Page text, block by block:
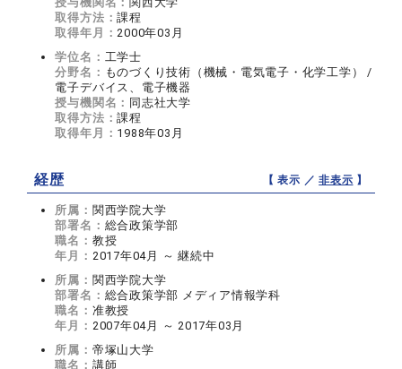
取得方法：課程
取得年月：2000年03月
学位名： 工学士
分野名： ものづくり技術（機械・電気電子・化学工学） /
電子デバイス、電子機器
授与機関名： 同志社大学
取得方法：課程
取得年月： 1988年03月
経歴 【 表示 ／非表示 】
所属： 関西学院大学
部署名： 総合政策学部
職名： 教授
年月： 2017年04月 ～ 継続中
所属： 関西学院大学
部署名： 総合政策学部 メディア情報学科
職名： 准教授
年月： 2007年04月 ～ 2017年03月
所属： 帝塚山大学
職名： 講師